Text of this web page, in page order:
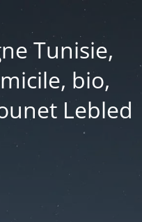
Tunisie,
bio,
Lebled